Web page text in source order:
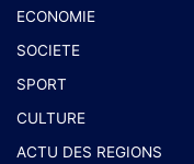
ECONOMIE
SOCIETE
SPORT
CULTURE
ACTU DES REGIONS